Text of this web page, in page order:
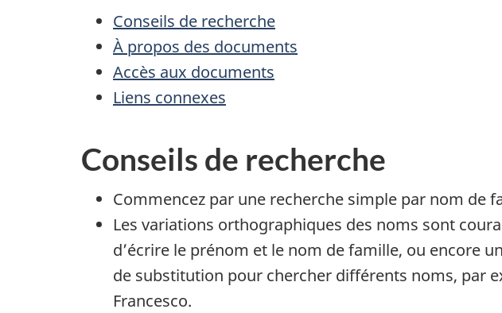
Conseils de recherche
À propos des documents
Accès aux documents
Liens connexes
Conseils de recherche
Commencez par une recherche simple par nom de
Les variations orthographiques des noms sont
d’écrire le prénom et le nom de famille, ou encore
de substitution pour chercher différents noms, par
Francesco.